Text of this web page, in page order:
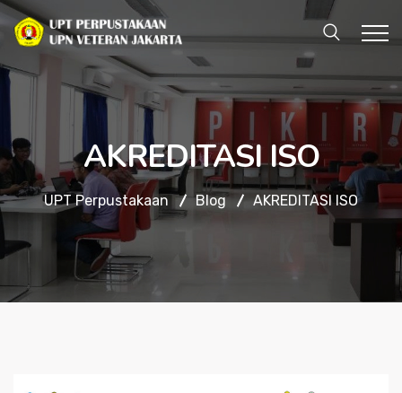
AKREDITASI ISO
UPT Perpustakaan Blog AKREDITASI ISO